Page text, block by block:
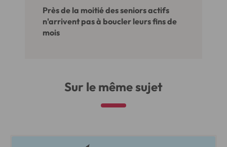
Près de la moitié des seniors actifs
n'arrivent pas à boucler leurs fins de
mois
Sur le même sujet